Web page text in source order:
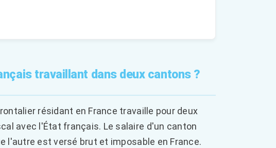
travaillant dans deux cantons ?
résidant en France travaille pour deux
avec l'État français. Le salaire d'un canton
l'autre est versé brut et imposable en France.